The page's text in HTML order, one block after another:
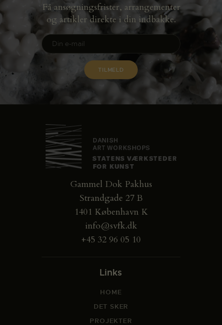
Få ansøgningsfrister, arrangementer
og artikler direkte i din indbakke.
Gammel Dok Pakhus
Strandgade 27 B
1401 København K
info@svfk.dk
+45 32 96 05 10
Links
HOME
DET SKER
PROJEKTER